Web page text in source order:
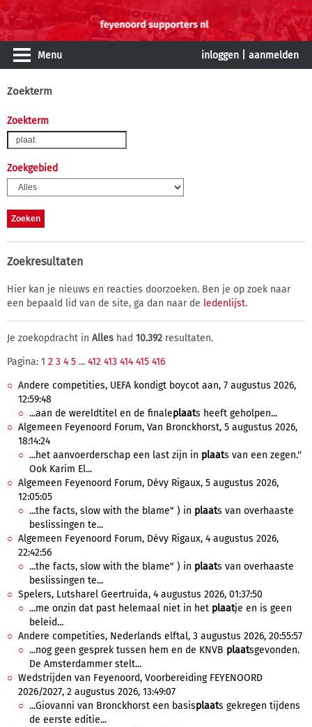
Menu inloggen aanmelden
Zoekterm
Zoekterm
Zoekgebied
Zoekresultaten
Hier kan je nieuws en reacties doorzoeken. Ben je op zoek naar
een bepaald lid van de site, ga dan naar de ledenlijst.
Je zoekopdracht in Alles had 10.392 resultaten.
Pagina: 1 2 3 4 5 ... 412 413 414 415 416
Andere competities, UEFA kondigt boycot aan, 7 augustus 2026,
12:59:48
...aan de wereldtitel en de finaleplaats heeft geholpen...
Algemeen Feyenoord Forum, Van Bronckhorst, 5 augustus 2026,
18:14:24
...het aanvoerderschap een last zijn in plaats van een zegen.''
Ook Karim El...
Algemeen Feyenoord Forum, Dévy Rigaux, 5 augustus 2026,
12:05:05
...the facts, slow with the blame" ) in plaats van overhaaste
beslissingen te...
Algemeen Feyenoord Forum, Dévy Rigaux, 4 augustus 2026,
22:42:56
...the facts, slow with the blame" ) in plaats van overhaaste
beslissingen te...
Spelers, Lutsharel Geertruida, 4 augustus 2026, 01:37:50
...me onzin dat past helemaal niet in het plaatje en is geen
beleid...
Andere competities, Nederlands elftal, 3 augustus 2026, 20:55:57
...nog geen gesprek tussen hem en de KNVB plaatsgevonden.
De Amsterdammer stelt...
Wedstrijden van Feyenoord, Voorbereiding FEYENOORD
2026/2027, 2 augustus 2026, 13:49:07
...Giovanni van Bronckhorst een basisplaats gekregen tijdens
de eerste editie...